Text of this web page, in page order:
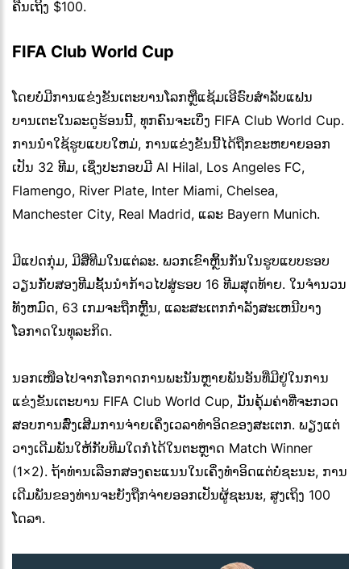
ຄືນເຖິງ $100.
FIFA Club World Cup
ໂດຍບໍ່ມີການແຂ່ງຂັນເຕະບານໂລກຫຼືແຊ້ມເອີຣົບສໍາລັບແຟນ
ບານເຕະໃນລະດູຮ້ອນນີ້, ທຸກຄົນຈະເບິ່ງ FIFA Club World Cup.
ການນໍາໃຊ້ຮູບແບບໃຫມ່, ການແຂ່ງຂັນນີ້ໄດ້ຖືກຂະຫຍາຍອອກ
ເປັນ 32 ທີມ, ເຊິ່ງປະກອບມີ Al Hilal, Los Angeles FC,
Flamengo, River Plate, Inter Miami, Chelsea,
Manchester City, Real Madrid, ແລະ Bayern Munich.
ມີແປດກຸ່ມ, ມີສີ່ທີມໃນແຕ່ລະ. ພວກເຂົາຫຼິ້ນກັນໃນຮູບແບບຮອບ
ວຽນກັບສອງທີມຊັ້ນນໍາກ້າວໄປສູ່ຮອບ 16 ທີມສຸດທ້າຍ. ໃນຈໍານວນ
ທັງຫມົດ, 63 ເກມຈະຖືກຫຼີ້ນ, ແລະສະເຕກກໍາລັງສະເຫນີບາງ
ໂອກາດໃນທຸລະກິດ.
ນອກເໜືອໄປຈາກໂອກາດການພະນັນຫຼາຍພັນອັນທີ່ມີຢູ່ໃນການ
ແຂ່ງຂັນເຕະບານ FIFA Club World Cup, ມັນຄຸ້ມຄ່າທີ່ຈະກວດ
ສອບການສົ່ງເສີມການຈ່າຍເຄິ່ງເວລາທຳອິດຂອງສະເຕກ. ພຽງແຕ່
ວາງເດີມພັນໃຫ້ກັບທີມໃດກໍໄດ້ໃນຕະຫຼາດ Match Winner
(1x2). ຖ້າທ່ານເລືອກສອງຄະແນນໃນເຄິ່ງທໍາອິດແຕ່ບໍ່ຊະນະ, ການ
ເດີມພັນຂອງທ່ານຈະຍັງຖືກຈ່າຍອອກເປັນຜູ້ຊະນະ, ສູງເຖິງ 100
ໂດລາ.